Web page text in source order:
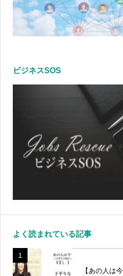
ビジネスSOS
よく読まれている記事
1
【あの人は